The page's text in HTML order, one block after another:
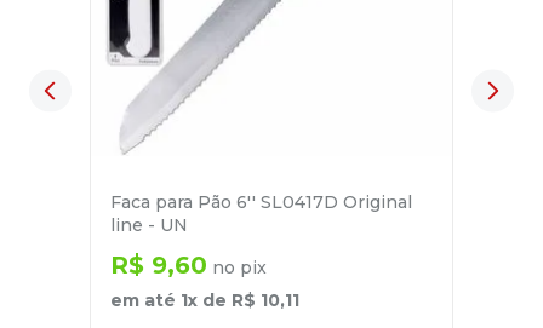
Faca para Pão 6'' SL0417D Original
line - UN
R$ 9,60 no pix
em até 1x de R$ 10,11